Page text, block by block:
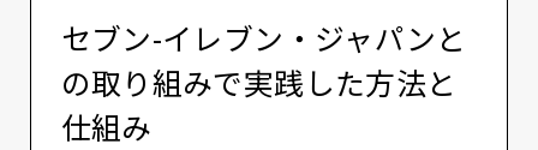
セブン-イレブン・ジャパンと
の取り組みで実践した⽅法と
仕組み